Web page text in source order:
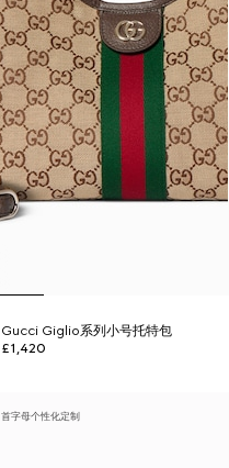
Gucci Giglio系列小号托特包
£1,420
首字母个性化定制